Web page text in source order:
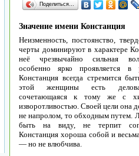
Поделиться…
Значение имени Констанция
Неизменность, постоянство,
черты доминируют в характере
неё чрезвычайно сильная
особенно ярко проявляется в
Констанция всегда стремится
этой женщины есть
сочетающаяся к тому же с
изворотливостью. Своей цели она
не напролом, то обходным путем.
быть на виду, не терпит
Констанция хороша собой и
— но не влюбчива.